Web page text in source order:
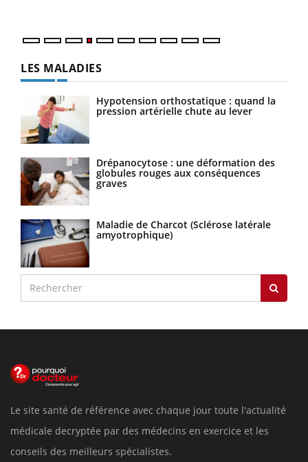
LES MALADIES
Hypotension orthostatique : quand la
pression artérielle chute au lever
Drépanocytose : une déformation des
globules rouges aux conséquences
graves
Maladie de Charcot (Sclérose latérale
amyotrophique)
Le site santé de référence avec chaque jour toute l'actualité
médicale decryptée par des médecins en exercice et les
conseils des meilleurs spécialistes.